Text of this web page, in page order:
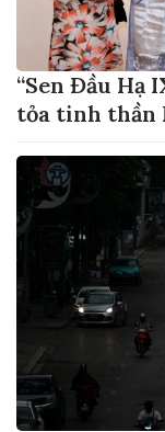
“Sen Đầu Hạ
tỏa tinh thần